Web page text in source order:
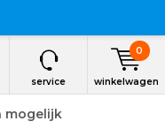
service winkelwagen
0
mogelijk